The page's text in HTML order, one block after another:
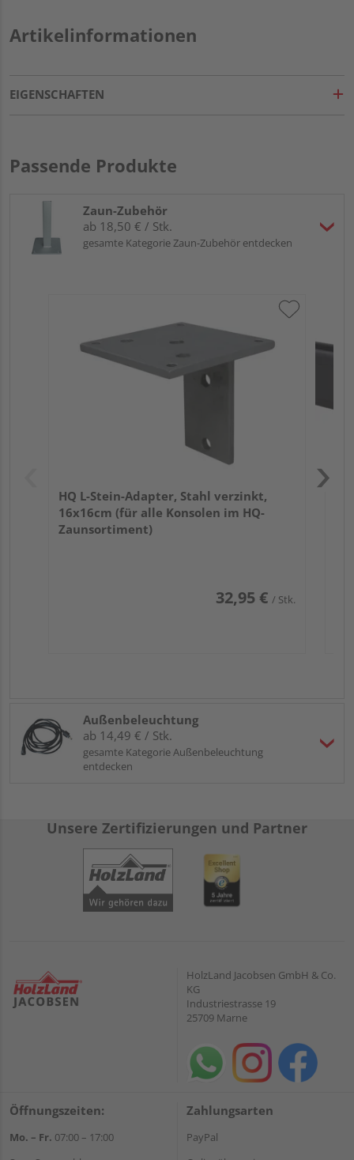
Artikelinformationen
EIGENSCHAFTEN
Passende Produkte
Zaun-Zubehör
ab 18,50 € / Stk.
gesamte Kategorie Zaun-Zubehör entdecken
HQ L-Stein-Adapter, Stahl verzinkt,
16x16cm (für alle Konsolen im HQ-
Zaunsortiment)
32,95 € / Stk.
Außenbeleuchtung
ab 14,49 € / Stk.
gesamte Kategorie Außenbeleuchtung
entdecken
Unsere Zertifizierungen und Partner
HolzLand Jacobsen GmbH & Co.
KG
Industriestrasse 19
25709 Marne
Öffnungszeiten:
Mo. – Fr. 07:00 – 17:00
Zahlungsarten
PayPal